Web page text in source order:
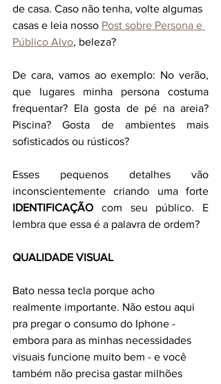
de casa. Caso não tenha, volte algumas
casas e leia nosso Post sobre Persona e
Público Alvo, beleza?
De cara, vamos ao exemplo: No verão,
que lugares minha persona costuma
frequentar? Ela gosta de pé na areia?
Piscina? Gosta de ambientes mais
sofisticados ou rústicos?
Esses pequenos detalhes vão
IDENTIFICAÇÃO com seu público. E
lembra que essa é a palavra de ordem?
QUALIDADE VISUAL
Bato nessa tecla porque acho
realmente importante. Não estou aqui
pra pregar o consumo do Iphone -
embora para as minhas necessidades
visuais funcione muito bem - e você
também não precisa gastar milhões